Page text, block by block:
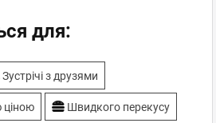
для:
Зустрічі з друзями
ціною Швидкого перекусу